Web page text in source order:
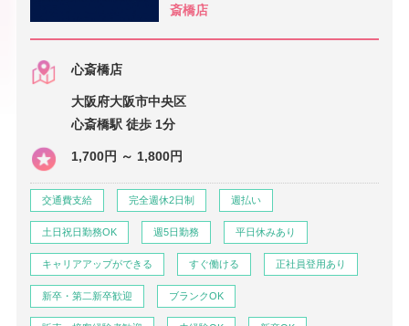
斎橋店
心斎橋店
大阪府大阪市中央区
心斎橋駅 徒歩 1分
1,700円 ～ 1,800円
交通費支給 完全週休2日制 週払い
土日祝日勤務OK 週5日勤務 平日休みあり
キャリアアップができる すぐ働ける 正社員登用あり
新卒・第二新卒歓迎 ブランクOK